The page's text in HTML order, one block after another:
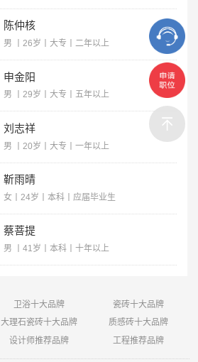
陈仲核
男 丨26岁丨大专丨二年以上
申金阳
男 丨29岁丨大专丨五年以上
刘志祥
男 丨20岁丨大专丨一年以上
靳雨晴
女丨24岁丨本科丨应届毕业生
蔡菩提
男 丨41岁丨本科丨十年以上
卫浴十大品牌
瓷砖十大品牌
大理石瓷砖十大品牌
质感砖十大品牌
设计师推荐品牌 工程推荐品牌